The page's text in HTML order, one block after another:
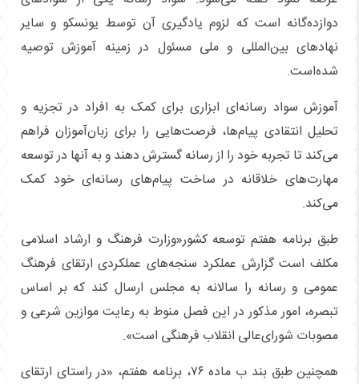
دوازده‌گانه است که لزوم یادگیری آن توسط یونسکو و سایر
نهادهای بین‌المللی و ملی مسئول در زمینه آموزش توصیه
شده‌است.
آموزش سواد رسانه‌ای ابزاری برای کمک به افراد در تجزیه و
تحلیل انتقادی پیام‌ها، فرصت‌هایی را برای زبان‌آموزان فراهم
می‌کند تا تجربه خود را از رسانه گسترش دهند و به آنها در توسعه
مهارت‌های خلاقانه در ساخت پیام‌های رسانه‌ای خود کمک
می‌کند.
طبق برنامه هفتم توسعه کشور«وزارت فرهنگ و ارشاد اسلامی
مکلف است گزارش عملکرد سنجه‌های عملکردی ارتقای فرهنگ
عمومی و رسانه را سالانه به مجلس ارسال کند که بر اساس
تبصره، امور مذکور در این فصل منوط به رعایت موازین شرعی و
مصوبات شورای‌عالی انقلاب فرهنگی است».
همچنین طبق بند ب ماده ۷۶، برنامه هفتم، «در راستای ارتقای